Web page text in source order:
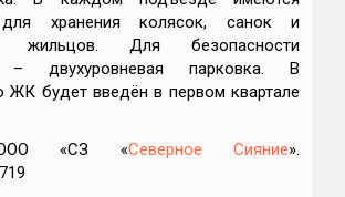
хранения колясок, санок и
жильцов. Для безопасности
– двухуровневая парковка. В
ЖК будет введён в первом квартале
ООО «СЗ «Северное Сияние».